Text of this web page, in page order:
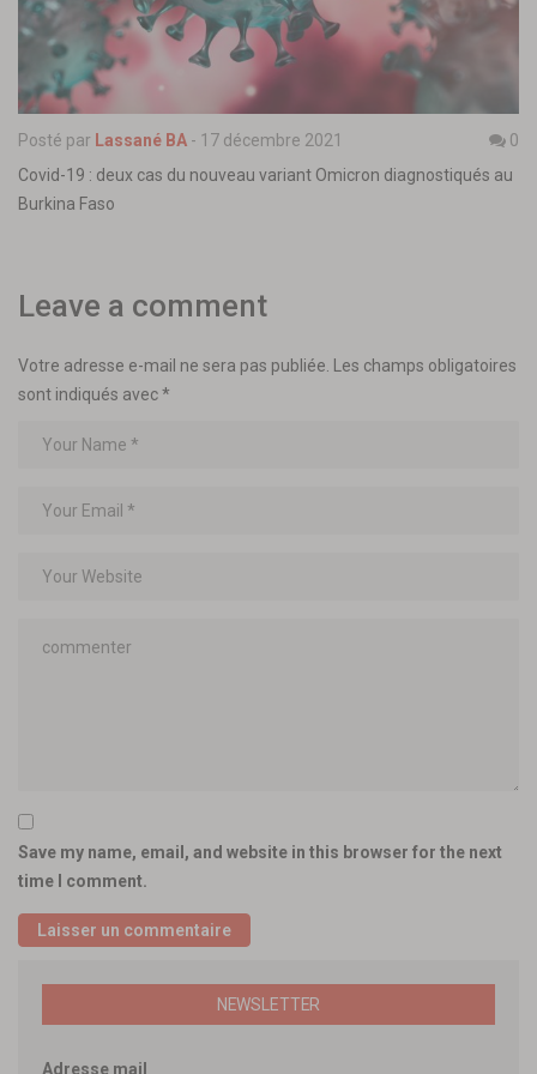
Posté par Lassané BA - 17 décembre 2021
0
Covid-19 : deux cas du nouveau variant Omicron diagnostiqués au
Burkina Faso
Leave a comment
Votre adresse e-mail ne sera pas publiée.
Les champs obligatoires
sont indiqués avec*
Save my name, email, and website in this browser for the next
time I comment.
NEWSLETTER
Adresse mail